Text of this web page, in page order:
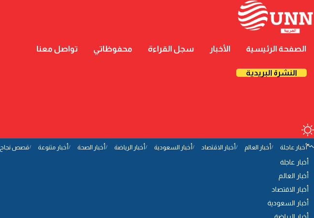
الصفحة الرئيسية الأخبار سجل القراءة محفوظاتي تواصل معنا
النشرة البريدية
أخبار عاجلة أخبار العالم أخبار الاقتصاد أخبار السعودية أخبار الرياضة أخبار الصحة أخبار متنوعة قصص نجاح
أخبار عاجلة
أخبار العالم
أخبار الاقتصاد
أخبار السعودية